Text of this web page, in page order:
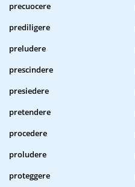
precuocere
prediligere
preludere
prescindere
presiedere
pretendere
procedere
proludere
proteggere